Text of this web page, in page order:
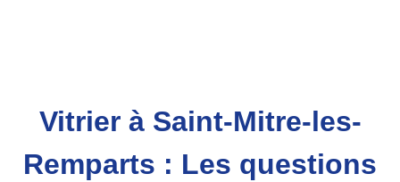
Vitrier à Saint-Mitre-les-
Remparts : Les questions